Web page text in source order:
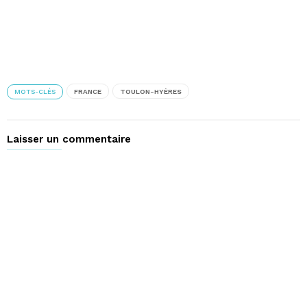
MOTS-CLÉS FRANCE TOULON-HYÈRES
Laisser un commentaire